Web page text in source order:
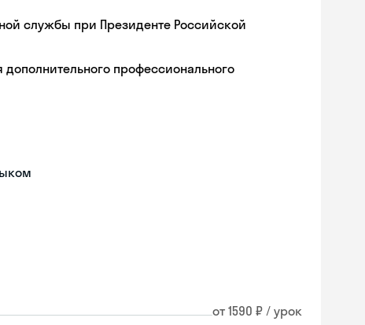
службы при Президенте Российской
профессионального
от 1590 ₽ / урок